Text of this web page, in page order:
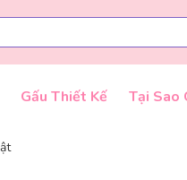
Gấu Thiết Kế Tại Sao